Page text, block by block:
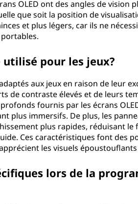
OLED ont des angles de vision
que soit la position de
et plus légers, car ils ne
pour les jeux?
aux jeux en raison de leur
de contraste élevés et de leurs
fournis par les écrans
plus immersifs. De plus, les
plus rapides, réduisant le
Ces caractéristiques font des
les visuels
lors de la